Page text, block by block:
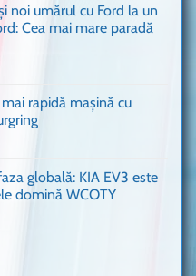
noi umărul cu Ford la un
Cea mai mare paradă
mai rapidă mașină cu
globală: KIA EV3 este
domină WCOTY